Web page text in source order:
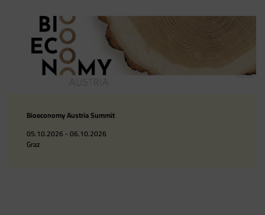
Bioeconomy Austria Summit
05.10.2026 - 06.10.2026
Graz